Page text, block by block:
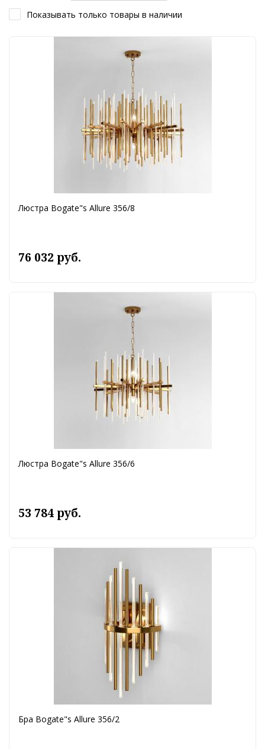
Показывать только товары в наличии
Люстра Bogate"s Allure 356/8
76 032 руб.
Люстра Bogate"s Allure 356/6
53 784 руб.
Бра Bogate"s Allure 356/2